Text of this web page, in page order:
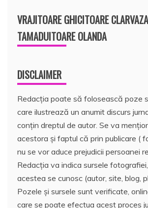
VRAJITOARE GHICITOARE
TAMADUITOARE OLANDA
DISCLAIMER
Redacția poate să folosească poze
care ilustrează un anumit discurs
conțin dreptul de autor. Se va
acestora și faptul că prin publicare (
nu se vor aduce prejudicii persoanei
Redacția va indica sursele
acestea se cunosc (autor, site, blog,
Pozele și sursele sunt verificate,
care se poate efectua acest proces